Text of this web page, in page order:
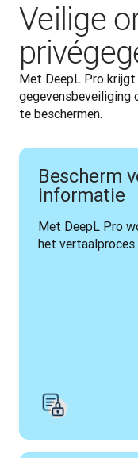
Veilige
Met DeepL Pro
gegevensbeveiliging
te beschermen.
Bescherm
informatie
Met DeepL Pro
het